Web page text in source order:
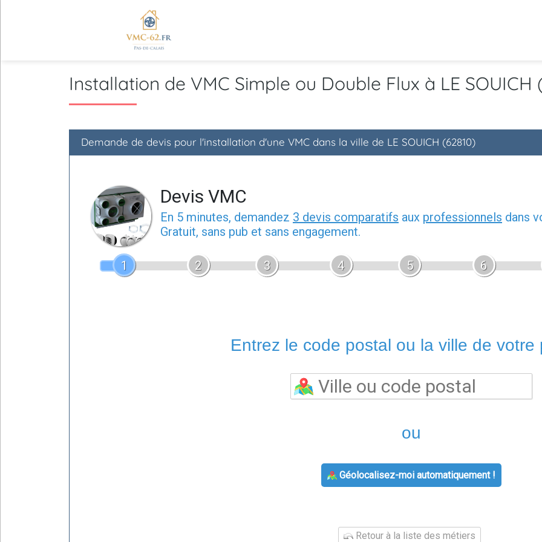
Installation de VMC Simple ou Double Flux à LE SOUICH
Demande de devis pour l'installation d'une VMC dans la ville de LE SOUICH (62810)
Devis VMC
En 5 minutes, demandez 3 devis comparatifs aux professionnels dans
Gratuit, sans pub et sans engagement.
1 2 3 4 5 6
Entrez le code postal ou la ville de votre
ou
Géolocalisez-moi automatiquement !
Retour à la liste des métiers